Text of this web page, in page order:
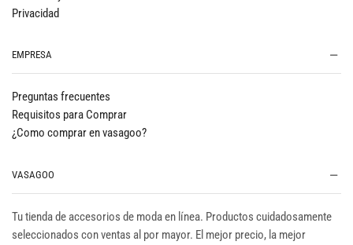
Privacidad
EMPRESA
Preguntas frecuentes
Requisitos para Comprar
¿Como comprar en vasagoo?
VASAGOO
Tu tienda de accesorios de moda en línea. Productos cuidadosamente
seleccionados con ventas al por mayor. El mejor precio, la mejor